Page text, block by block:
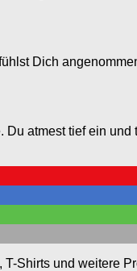
Dich
atmest tief ein
T-Shirts und weitere